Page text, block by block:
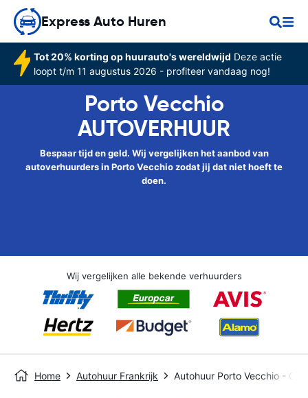
Express Auto Huren
Tot 20% korting op huurauto's wereldwijd Deze actie
loopt t/m 11 augustus 2026 - profiteer vandaag nog!
Porto Vecchio
AUTOVERHUUR
Bespaar tijd en geld. Wij vergelijken het aanbod van
autoverhuurders in Porto Vecchio zodat jij dat niet hoeft te
doen.
Wij vergelijken alle bekende verhuurders
Home Autohuur Frankrijk Autohuur Porto Vecchio -